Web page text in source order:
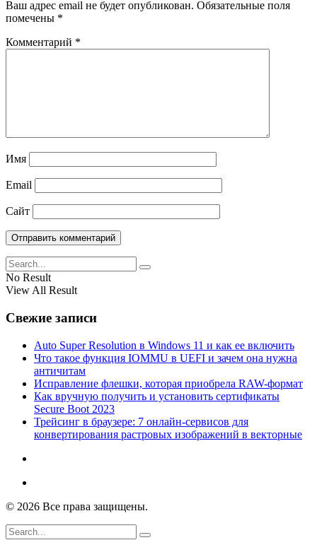
Ваш адрес email не будет опубликован. Обязательные поля
помечены *
Комментарий *
Имя
Email
Сайт
No Result
View All Result
Свежие записи
Auto Super Resolution в Windows 11 и как ее включить
Что такое функция IOMMU в UEFI и зачем она нужна
античитам
Исправление флешки, которая приобрела RAW-формат
Как вручную получить и установить сертификаты
Secure Boot 2023
Трейсинг в браузере: 7 онлайн-сервисов для
конвертирования растровых изображений в векторные
© 2026 Все права защищены.